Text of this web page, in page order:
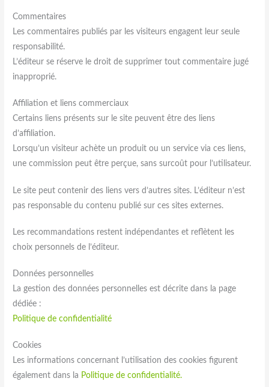
Commentaires
Les commentaires publiés par les visiteurs engagent leur seule
responsabilité.
L’éditeur se réserve le droit de supprimer tout commentaire jugé
inapproprié.
Affiliation et liens commerciaux
Certains liens présents sur le site peuvent être des liens
d’affiliation.
Lorsqu’un visiteur achète un produit ou un service via ces liens,
une commission peut être perçue, sans surcoût pour l’utilisateur.
Le site peut contenir des liens vers d’autres sites. L’éditeur n’est
pas responsable du contenu publié sur ces sites externes.
Les recommandations restent indépendantes et reflètent les
choix personnels de l’éditeur.
Données personnelles
La gestion des données personnelles est décrite dans la page
dédiée :
Politique de confidentialité
Cookies
Les informations concernant l’utilisation des cookies figurent
également dans la Politique de confidentialité.